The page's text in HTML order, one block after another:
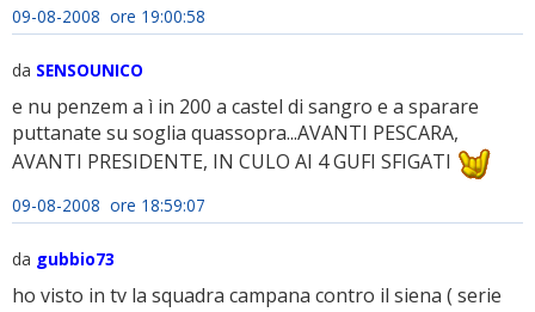
09-08-2008 ore 19:00:58
da SENSOUNICO
e nu penzem a ì in 200 a castel di sangro e a sparare
puttanate su soglia quassopra...AVANTI PESCARA,
AVANTI PRESIDENTE, IN CULO AI 4 GUFI SFIGATI
09-08-2008 ore 18:59:07
da gubbio73
ho visto in tv la squadra campana contro il siena ( serie